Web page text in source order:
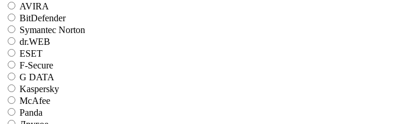
AVIRA
BitDefender
Symantec Norton
dr.WEB
ESET
F-Secure
G DATA
Kaspersky
McAfee
Panda